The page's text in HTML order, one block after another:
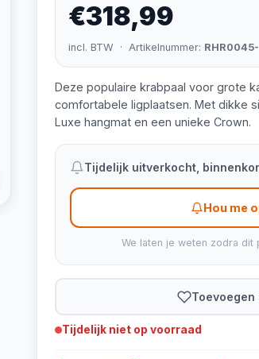
€318,99
incl. BTW · Artikelnummer:
Deze populaire krabpaal voor grote
comfortabele ligplaatsen. Met dikke
Luxe hangmat en een unieke Crown.
Tijdelijk uitverkocht,
Hou me
We laten je weten zodra dit
Tijdelijk niet op voorraad